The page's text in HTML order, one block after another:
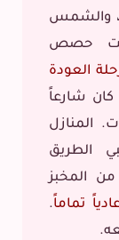
والشمس
حصص
العودة
شارعاً
المنازل
الطريق
من المخبز
تماماً.